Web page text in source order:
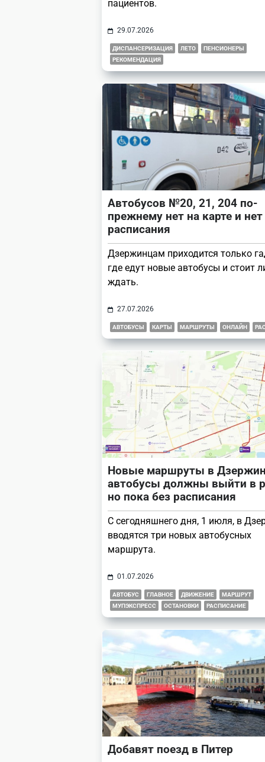
пациентов.
29.07.2026
ДИСПАНСЕРИЗАЦИЯ ЛЕТО
ПЕНСИОНЕРЫ
РЕКОМЕНДАЦИЯ
Автобусов №20, 21, 204 по-
прежнему нет на карте и нет
расписания
Дзержинцам приходится только
где едут новые автобусы и стоит
ждать.
27.07.2026
АВТОБУСЫ КАРТЫ МАРШРУТЫ ОНЛАЙН
Новые маршруты в
автобусы должны выйти в
но пока без расписания
С сегодняшнего дня, 1 июля, в
вводятся три новых автобусных
маршрута.
01.07.2026
АВТОБУС ГЛАВНОЕ ДВИЖЕНИЕ
МАРШРУТ
МУПЭКСПРЕСС
ОСТАНОВКИ РАСПИСАНИЕ
Добавят поезд в Питер